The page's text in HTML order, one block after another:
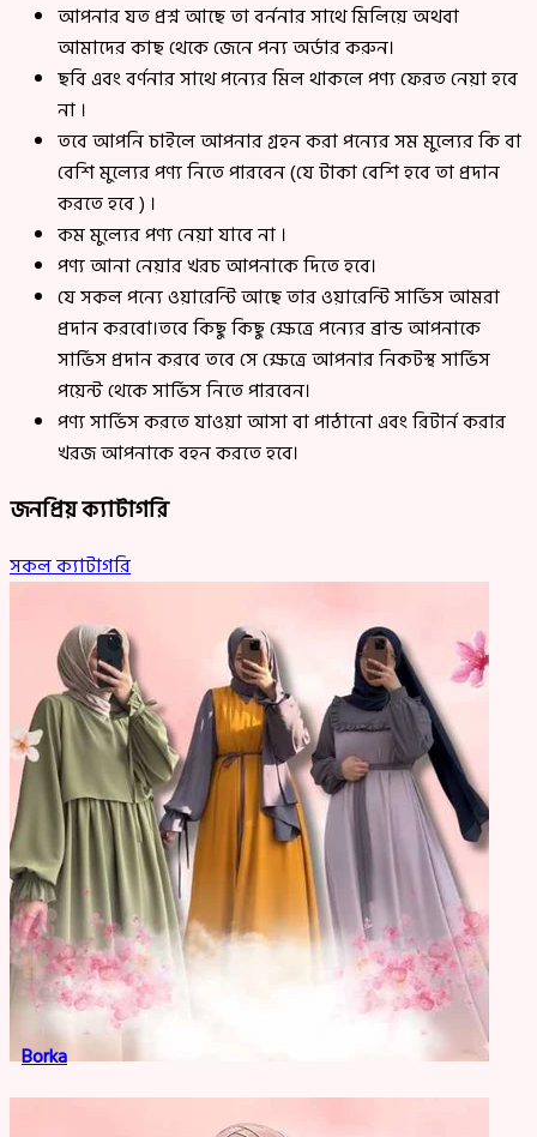
আপনার যত প্রশ্ন আছে তা বর্ননার সাথে মিলিয়ে অথবা
আমাদের কাছ থেকে জেনে পন্য অর্ডার করুন।
ছবি এবং বর্ণনার সাথে পন্যের মিল থাকলে পণ্য ফেরত নেয়া হবে
না ।
তবে আপনি চাইলে আপনার গ্রহন করা পন্যের সম মুল্যের কি বা
বেশি মুল্যের পণ্য নিতে পারবেন (যে টাকা বেশি হবে তা প্রদান
করতে হবে ) ।
কম মুল্যের পণ্য নেয়া যাবে না ।
পণ্য আনা নেয়ার খরচ আপনাকে দিতে হবে।
যে সকল পন্যে ওয়ারেন্টি আছে তার ওয়ারেন্টি সার্ভিস আমরা
প্রদান করবো।তবে কিছু কিছু ক্ষেত্রে পন্যের ব্রান্ড আপনাকে
সার্ভিস প্রদান করবে তবে সে ক্ষেত্রে আপনার নিকটস্থ সার্ভিস
পয়েন্ট থেকে সার্ভিস নিতে পারবেন।
পণ্য সার্ভিস করতে যাওয়া আসা বা পাঠানো এবং রিটার্ন করার
খরজ আপনাকে বহন করতে হবে।
জনপ্রিয় ক্যাটাগরি
সকল ক্যাটাগরি
Borka